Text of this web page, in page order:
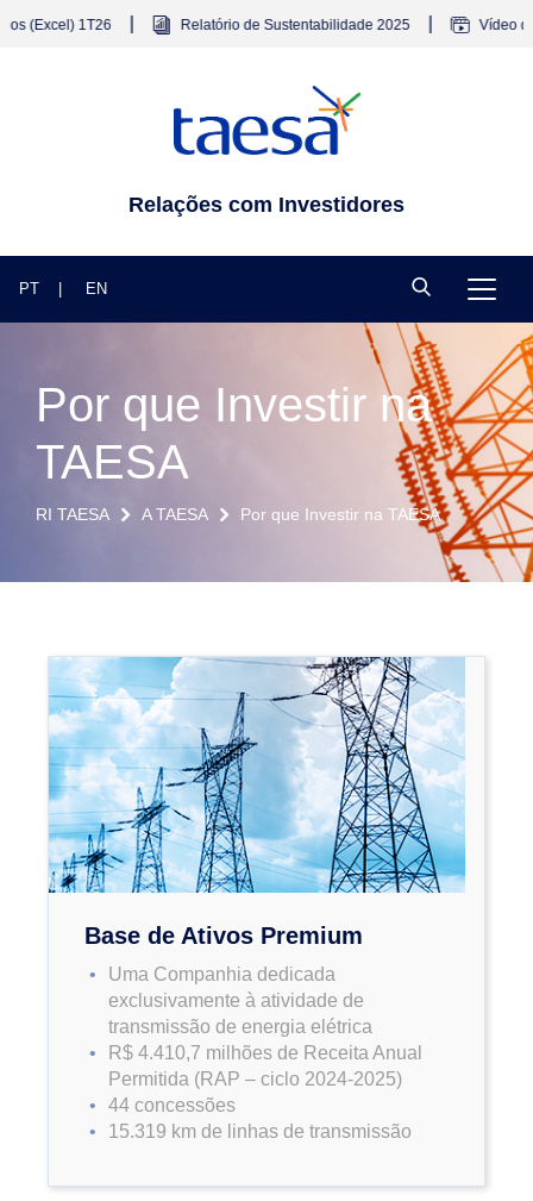
(Excel) 1T26 | Relatório de Sustentabilidade 2025 | Vídeo da
Relações com Investidores
PT EN
Por que Investir na
TAESA
RI TAESA A TAESA Por que Investir na TAESA
Base de Ativos Premium
Uma Companhia dedicada
exclusivamente à atividade de
transmissão de energia elétrica
R$ 4.410,7 milhões de Receita Anual
Permitida (RAP – ciclo 2024-2025)
44 concessões
15.319 km de linhas de transmissão